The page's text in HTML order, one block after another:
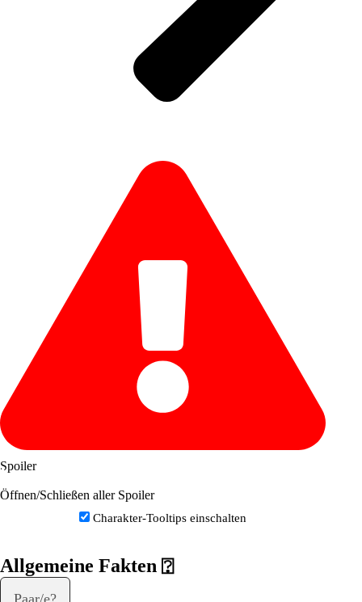
Spoiler
Öffnen/Schließen aller Spoiler
Charakter-Tooltips einschalten
Allgemeine Fakten ⍰